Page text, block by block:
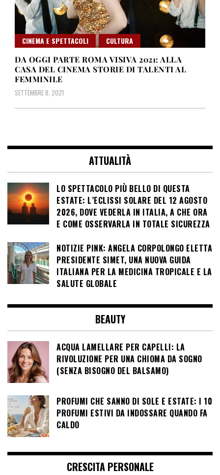
CINEMA E SPETTACOLI
CULTURA
DA OGGI PARTE ROMA VISIVA 2021: ALLA
CASA DEL CINEMA STORIE DI TALENTI AL
FEMMINILE
SETTEMBRE 8, 2021
ATTUALITÀ
LO SPETTACOLO PIÙ BELLO DI QUESTA
ESTATE: L’ECLISSI SOLARE DEL 12 AGOSTO
2026, DOVE VEDERLA IN ITALIA, A CHE ORA
E COME OSSERVARLA IN TOTALE SICUREZZA
NOTIZIE PINK: ANGELA CORPOLONGO ELETTA
PRESIDENTE SIMET, UNA NUOVA GUIDA
ITALIANA PER LA MEDICINA TROPICALE E LA
SALUTE GLOBALE
BEAUTY
ACQUA LAMELLARE PER CAPELLI: LA
RIVOLUZIONE PER UNA CHIOMA DA SOGNO
(SENZA BISOGNO DEL BALSAMO)
PROFUMI CHE SANNO DI SOLE E ESTATE: I 10
PROFUMI ESTIVI DA INDOSSARE QUANDO FA
CALDO
CRESCITA PERSONALE